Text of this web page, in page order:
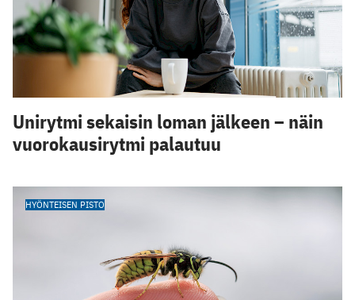
Unirytmi sekaisin loman jälkeen – näin
vuorokausirytmi palautuu
HYÖNTEISEN PISTO